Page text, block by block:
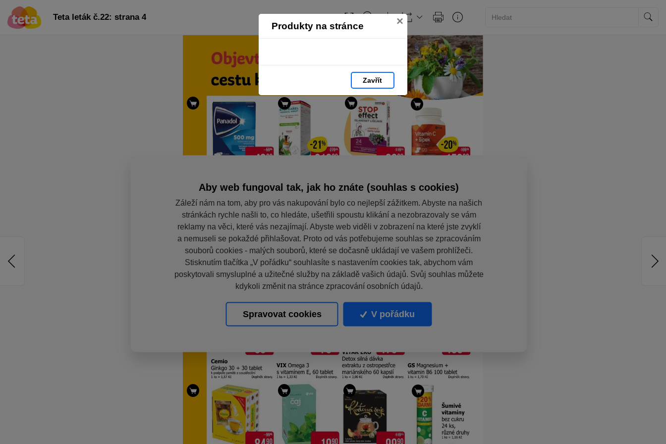
Produkty na stránce ×
Zavřít
Teta leták č.22: strana 4
Aby web fungoval tak, jak ho znáte (souhlas s cookies)
Záleží nám na tom, aby pro vás nakupování bylo co nejlepší zážitkem. Abyste na našich
stránkách rychle našli to, co hledáte, ušetřili spoustu klikání a nezobrazovaly se vám
reklamy na věci, které vás nezajímají. Abyste web viděli v zobrazení na které jste zvyklí
a nemuseli se pokaždé přihlašovat. Proto od vás potřebujeme souhlas se zpracováním
souborů cookies - malých souborů, které se dočasně ukládají ve vašem prohlížeči.
Stisknutím tlačítka „V pořádku“ souhlasíte s nastavením cookies tak, abychom vám
poskytovali smysluplné a užitečné služby na základě vašich údajů. Svůj souhlas můžete
kdykoli změnit na stránce zpracování osobních údajů.
Spravovat cookies V pořádku